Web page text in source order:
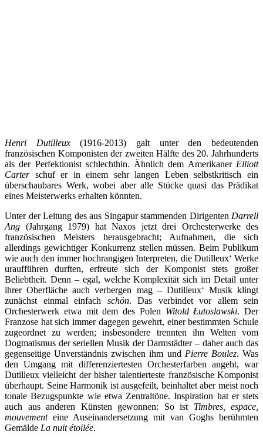
Henri Dutilleux(1916-2013) galt unter den bedeutenden
französischen Komponisten der zweiten Hälfte des 20. Jahrhunderts
als der Perfektionist schlechthin. Ähnlich dem Amerikaner Elliott
Carterschuf er in einem sehr langen Leben selbstkritisch ein
überschaubares Werk, wobei aber alle Stücke quasi das Prädikat
eines Meisterwerks erhalten könnten.
Unter der Leitung des aus Singapur stammenden Dirigenten Darrell
Ang (Jahrgang 1979) hat Naxos jetzt drei Orchesterwerke des
französischen Meisters herausgebracht; Aufnahmen, die sich
allerdings gewichtiger Konkurrenz stellen müssen. Beim Publikum
wie auch den immer hochrangigen Interpreten, die Dutilleux‘ Werke
uraufführen durften, erfreute sich der Komponist stets großer
Beliebtheit. Denn – egal, welche Komplexität sich im Detail unter
ihrer Oberfläche auch verbergen mag – Dutilleux‘ Musik klingt
zunächst einmal einfach schön. Das verbindet vor allem sein
Orchesterwerk etwa mit dem des Polen Witold Łutoslawski. Der
Franzose hat sich immer dagegen gewehrt, einer bestimmten Schule
zugeordnet zu werden; insbesondere trennten ihn Welten vom
Dogmatismus der seriellen Musik der Darmstädter – daher auch das
gegenseitige Unverständnis zwischen ihm und Pierre Boulez. Was
den Umgang mit differenziertesten Orchesterfarben angeht, war
Dutilleux vielleicht der bisher talentierteste französische Komponist
überhaupt. Seine Harmonik ist ausgefeilt, beinhaltet aber meist noch
tonale Bezugspunkte wie etwa Zentraltöne. Inspiration hat er stets
auch aus anderen Künsten gewonnen: So ist Timbres, espace,
mouvement eine Auseinandersetzung mit van Goghs berühmten
Gemälde La nuit étoilée.